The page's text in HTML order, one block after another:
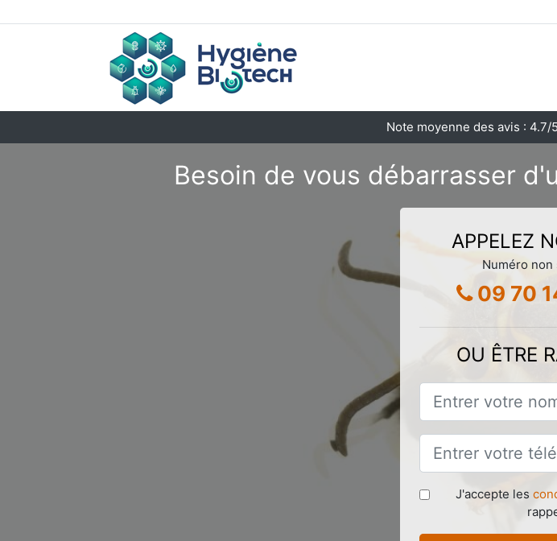
Note moyenne des avis : 4.7/5
Besoin de vous débarrasser
APPELEZ
Numéro non
09 70
OU ÊTRE
J'accepte les